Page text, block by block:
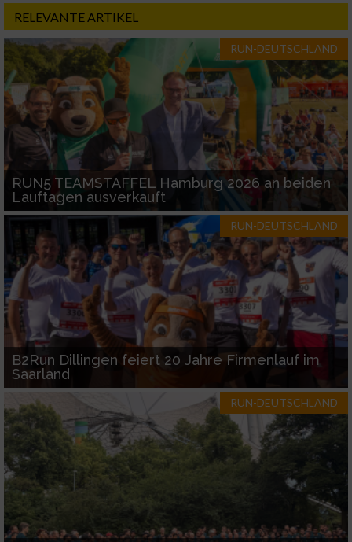
RELEVANTE ARTIKEL
RUN-DEUTSCHLAND
RUN5 TEAMSTAFFEL Hamburg 2026 an beiden
Lauftagen ausverkauft
RUN-DEUTSCHLAND
B2Run Dillingen feiert 20 Jahre Firmenlauf im
Saarland
RUN-DEUTSCHLAND